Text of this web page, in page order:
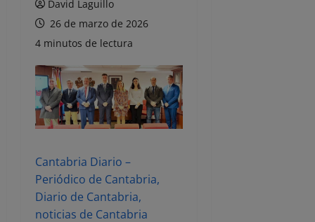
David Laguillo
26 de marzo de 2026
4 minutos de lectura
Cantabria Diario –
Periódico de Cantabria,
Diario de Cantabria,
noticias de Cantabria